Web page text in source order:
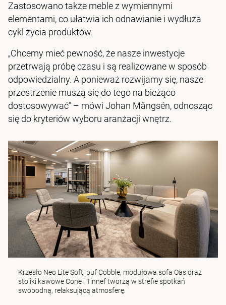
Zastosowano także meble z wymiennymi
elementami, co ułatwia ich odnawianie i wydłuża
cykl życia produktów.
„Chcemy mieć pewność, że nasze inwestycje
przetrwają próbę czasu i są realizowane w sposób
odpowiedzialny. A ponieważ rozwijamy się, nasze
przestrzenie muszą się do tego na bieżąco
dostosowywać” – mówi Johan Mångsén, odnosząc
się do kryteriów wyboru aranżacji wnętrz.
Krzesło Neo Lite Soft, puf Cobble, modułowa sofa Oasoraz
stoliki kawowe Cone i Tinneftworzą w strefie spotkań
swobodną, relaksującą atmosferę.